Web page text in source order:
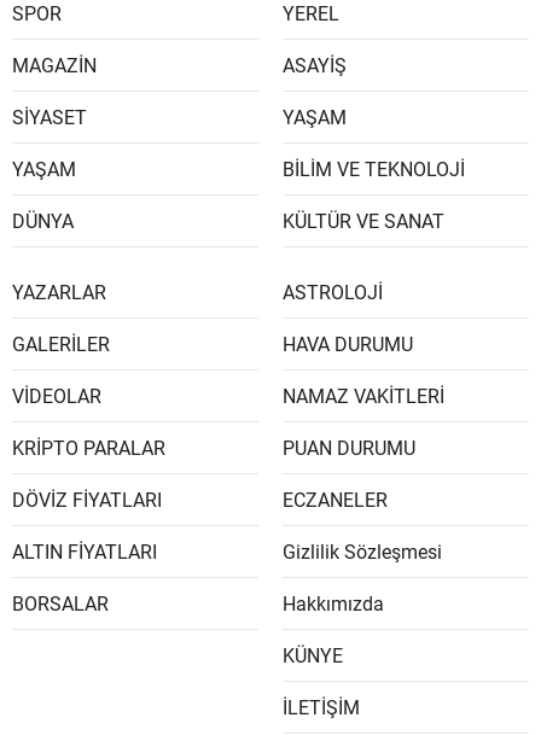
SPOR
MAGAZİN
SİYASET
YAŞAM
DÜNYA
YEREL
ASAYİŞ
YAŞAM
BİLİM VE TEKNOLOJİ
KÜLTÜR VE SANAT
YAZARLAR
GALERİLER
VİDEOLAR
KRİPTO PARALAR
DÖVİZ FİYATLARI
ALTIN FİYATLARI
BORSALAR
ASTROLOJİ
HAVA DURUMU
NAMAZ VAKİTLERİ
PUAN DURUMU
ECZANELER
Gizlilik Sözleşmesi
Hakkımızda
KÜNYE
İLETİŞİM